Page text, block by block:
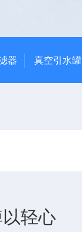
器 真空引水罐
轻心